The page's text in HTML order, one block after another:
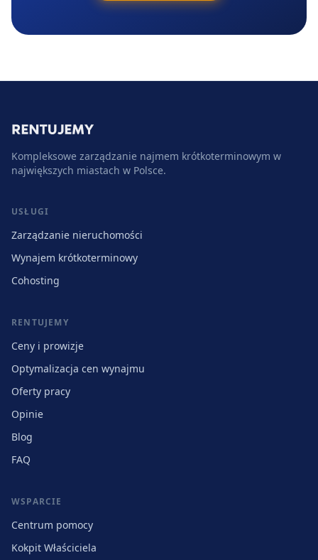
Kompleksowe zarządzanie najmem krótkoterminowym w
największych miastach w Polsce.
USŁUGI
Zarządzanie nieruchomości
Wynajem krótkoterminowy
Cohosting
RENTUJEMY
Ceny i prowizje
Optymalizacja cen wynajmu
Oferty pracy
Opinie
Blog
FAQ
WSPARCIE
Centrum pomocy
Kokpit Właściciela